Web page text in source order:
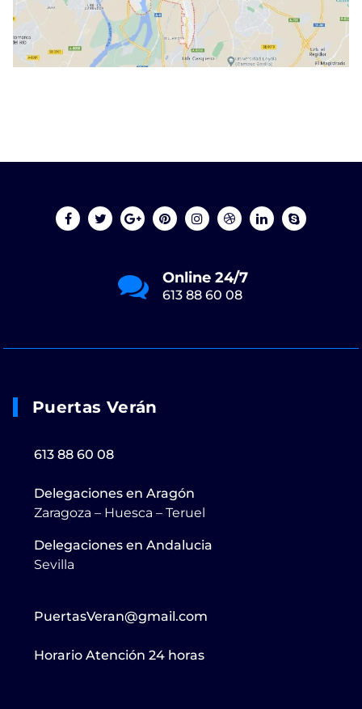
Online 24/7
613 88 60 08
Puertas Verán
613 88 60 08
Delegaciones en Aragón
Zaragoza – Huesca – Teruel
Delegaciones en Andalucia
Sevilla
PuertasVeran@gmail.com
Horario Atención 24 horas